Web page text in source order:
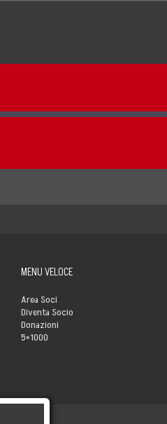
MENU VELOCE
Area Soci
Diventa Socio
Donazioni
5×1000